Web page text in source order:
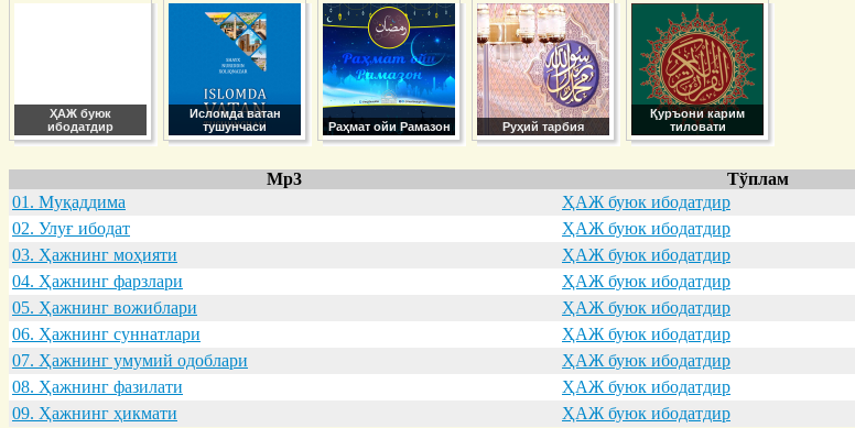
ҲАЖ буюк
ибодатдир
Исломда ватан
тушунчаси
Раҳмат ойи Рамазон Руҳий тарбия
Қуръони карим
тиловати
Mp3 Тўплам
01. Муқaддимa
ҲАЖ буюк ибодатдир
02. Улуғ ибодaт
ҲАЖ буюк ибодатдир
03. Ҳaжнинг моҳияти
ҲАЖ буюк ибодатдир
04. Ҳaжнинг фaрзлaри
ҲАЖ буюк ибодатдир
05. Ҳaжнинг вожиблaри
ҲАЖ буюк ибодатдир
06. Ҳaжнинг суннaтлaри
ҲАЖ буюк ибодатдир
07. Ҳaжнинг умумий одоблaри
ҲАЖ буюк ибодатдир
08. Ҳaжнинг фaзилaти
ҲАЖ буюк ибодатдир
09. Ҳaжнинг ҳикмaти
ҲАЖ буюк ибодатдир